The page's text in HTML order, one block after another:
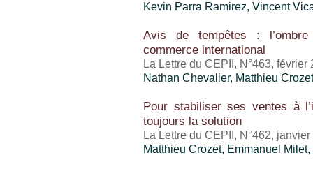
Kevin Parra Ramirez, Vincent
Avis de tempêtes :
commerce international
La Lettre du CEPII, N°463, février
Nathan Chevalier, Matthieu Crozet
Pour stabiliser ses ventes à
toujours la solution
La Lettre du CEPII, N°462,
Matthieu Crozet, Emmanuel Milet,